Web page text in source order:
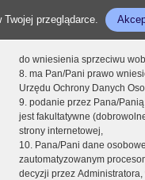
przeglądarce.
do wniesienia sprzeciwu
8. ma Pan/Pani prawo
Urzędu Ochrony Danych
9. podanie przez Pana/
jest fakultatywne
strony internetowej,
10. Pana/Pani dane
zautomatyzowanym
decyzji przez